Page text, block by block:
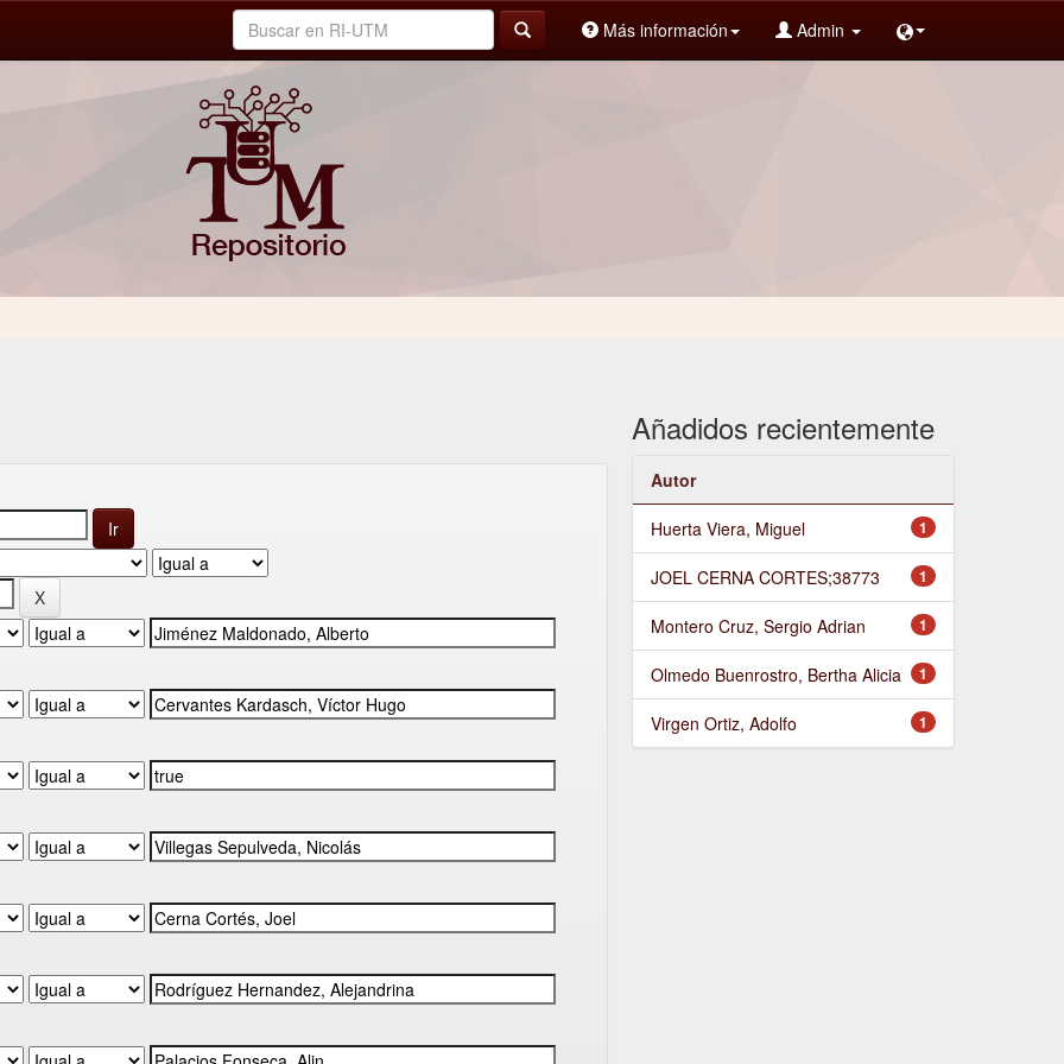
Más información Admin
Añadidos recientemente
Autor
1
Huerta Viera, Miguel
1
JOEL CERNA CORTES;38773
1
Montero Cruz, Sergio Adrian
1
Olmedo Buenrostro, Bertha Alicia
1
Virgen Ortiz, Adolfo